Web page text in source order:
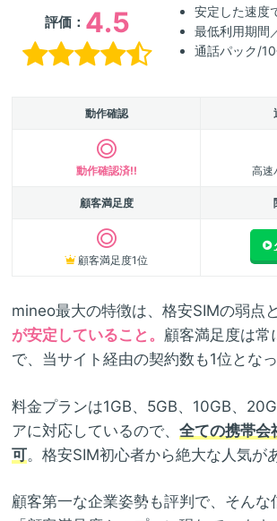
評価： 4.5
安定した速度
最低利用期間
通話パック/
動作確認
動作確認済!! 高速
顧客満足度
顧客満足度1位
mineo最大の特徴は、格安SIMの弱点
が安定していること。 顧客満足度は常
で、当サイト経由の契約数も1位となっ
料金プランは1GB、5GB、10GB、
アに対応しているので、 全ての携帯会
可。格安SIM初心者から絶大な人気が
顧客第一な企業姿勢も評判で、そんな